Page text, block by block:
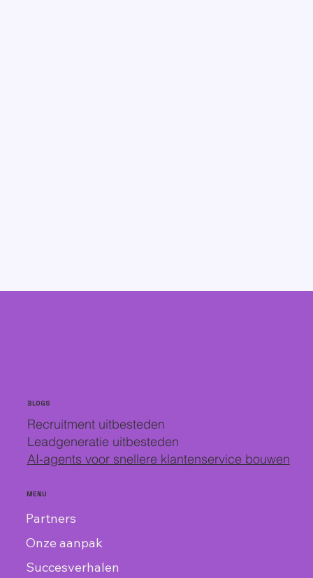
BLOGS
Recruitment uitbesteden
Leadgeneratie uitbesteden
AI-agents voor snellere klantenservice bouwen
MENU
Partners
Onze aanpak
Succesverhalen